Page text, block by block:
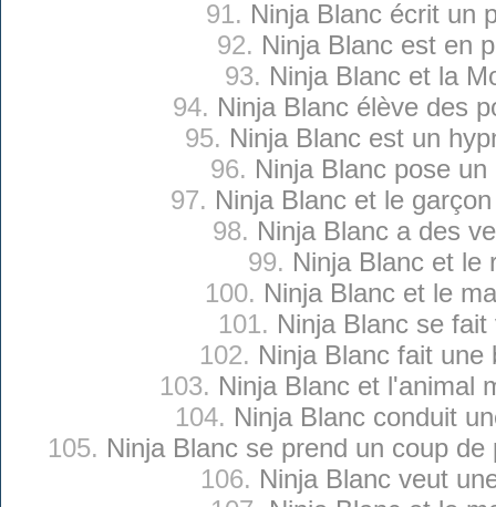
91. Ninja Blanc écrit un
92. Ninja Blanc est en
93. Ninja Blanc et la
94. Ninja Blanc élève des
95. Ninja Blanc est un
96. Ninja Blanc pose un
97. Ninja Blanc et le
98. Ninja Blanc a des
99. Ninja Blanc et le
100. Ninja Blanc et le
101. Ninja Blanc se fait
102. Ninja Blanc fait une
103. Ninja Blanc et l'animal
104. Ninja Blanc conduit
105. Ninja Blanc se prend un coup
106. Ninja Blanc veut